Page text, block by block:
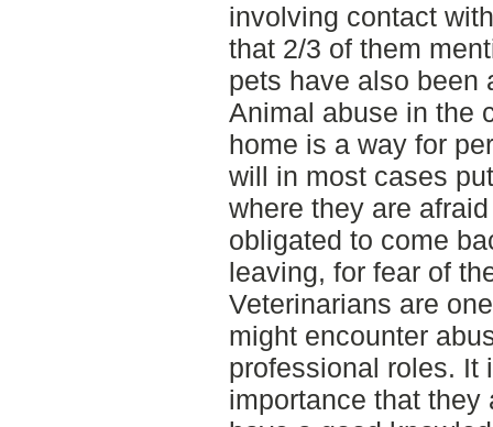
involving contact
that 2/3 of them
pets have also been
Animal abuse in the
home is a way for
will in most cases
where they are
obligated to come
leaving, for fear of
Veterinarians are
might encounter
professional roles. It
importance that they